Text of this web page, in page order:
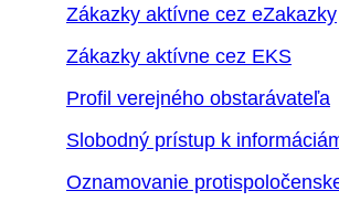
Zákazky aktívne cez eZakazky
Zákazky aktívne cez EKS
Profil verejného obstarávateľa
Slobodný prístup k
Oznamovanie